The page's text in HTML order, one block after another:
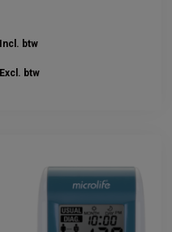
Incl. btw
Excl. btw